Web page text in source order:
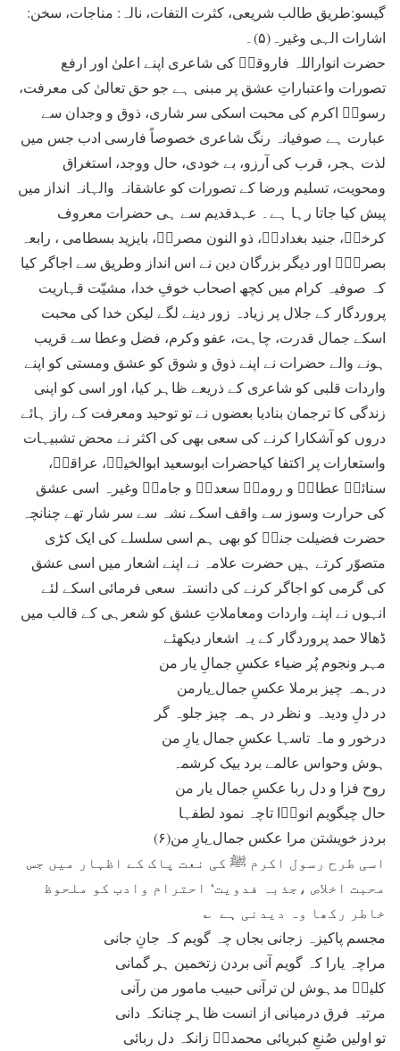
گیسو:طریق طالب شریعی، کثرت التفات، نالہ: مناجات، سخن:
اشارات الہی وغیرہ(۵)۔
حضرت انواراللہ فاروقیؒ کی شاعری اپنے اعلیٰ اور ارفع
تصورات واعتباراتِ عشق پر مبنی ہے جو حق تعالیٰ کی معرفت،
رسولؐ اکرم کی محبت اسکی سر شاری، ذوق و وجدان سے
عبارت ہے صوفیانہ رنگ شاعری خصوصاً فارسی ادب جس میں
لذت ہجر، قرب کی آرزو، بے خودی، حال ووجد، استغراق
ومحویت، تسلیم ورضا کے تصورات کو عاشقانہ والہانہ انداز میں
پیش کیا جاتا رہا ہے۔ عہدقدیم سے ہی حضرات معروف
کرخیؒ، جنید بغدادیؒ، ذو النون مصریؒ، بایزید بسطامی ، رابعہ
بصریؒؔ اور دیگر بزرگان دین نے اس انداز وطریق سے اجاگر کیا
کہ صوفیہ کرام میں کچھ اصحاب خوفِ خدا، مشیّت قہاریت
پروردگار کے جلال پر زیادہ زور دینے لگے لیکن خدا کی محبت
اسکے جمال قدرت، چاہت، عفو وکرم، فضل وعطا سے قریب
ہونے والے حضرات نے اپنے ذوق و شوق کو عشق ومستی کو اپنے
واردات قلبی کو شاعری کے ذریعے ظاہر کیا، اور اسی کو اپنی
زندگی کا ترجمان بنادیا بعضوں نے تو توحید ومعرفت کے راز ہائے
دروں کو آشکارا کرنے کی سعی بھی کی اکثر نے محض تشبیہات
واستعارات پر اکتفا کیاحضرات ابوسعید ابوالخیرؔ، عراقیؔ،
سنائیؔ عطارؔ و رومیؔ سعدیؔ و جامیؔ وغیرہ اسی عشق
کی حرارت وسوز سے واقف اسکے نشہ سے سر شار تھے چنانچہ
حضرت فضیلت جنگؒ کو بھی ہم اسی سلسلے کی ایک کڑی
متصوّر کرتے ہیں حضرت علامہ نے اپنے اشعار میں اسی عشق
کی گرمی کو اجاگر کرنے کی دانستہ سعی فرمائی اسکے لئے
انہوں نے اپنے واردات ومعاملاتِ عشق کو شعرہی کے قالب میں
ڈھالا حمد پروردگار کے یہ اشعار دیکھئے
مہر ونجوم پُر ضیاء عکسِ جمالِ یار من
درہمہ چیز برملا عکسِ جمال ِیارمن
در دلِ ودیدہ و نظر در ہمہ چیز جلوہ گر
درخور و ماہ تاسہا عکسِ جمال یارِ من
ہوش وحواس عالمے برد بیک کرشمہ
روح فزا و دل ربا عکسِ جمال یار من
حال چیگویم انورؔا تاچہ نمود لطفہا
بردز خویشتن مرا عکس جمال ِیارِ من(۶)
اسی طرح رسول اکرم ﷺ کی نعت پاک کے اظہار میں جس
محبت اخلاص ،جذبہ فدویت‘ احترام وادب کو ملحوظ
خاطر رکھا وہ دیدنی ہے ؎
مجسم پاکیزہ زجانی بجاں چہ گویم کہ جانِ جانی
مراچہ یارا کہ گویم آنی بردن زتخمین ہر گمانی
کلیمؑ مدہوش لن ترآنی حبیب مامور من رآنی
مرتبہ فرق درمیانی از انست ظاہر چنانکہ دانی
تو اولیں صُنعِ کبریائی محمدیؐ زانکہ دل ربائی